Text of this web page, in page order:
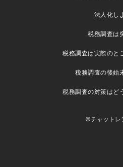
法人化し
税務調査は
税務調査は実際のと
税務調査の後始
税務調査の対策はど
©チャットレ